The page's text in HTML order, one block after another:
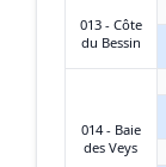
013 - Côte
du Bessin
014 - Baie
des Veys